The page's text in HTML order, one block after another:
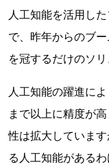
人工知能を活用し
で、昨年からのブ
を冠するだけのソ
人工知能の躍進に
まで以上に精度が
性は拡大していま
る人工知能があるわ